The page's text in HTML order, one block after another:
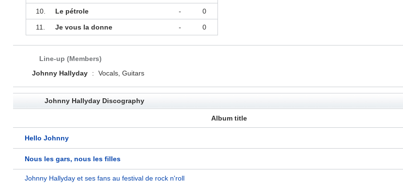
10. Le pétrole - 0
11. Je vous la donne - 0
Line-up (Members)
Johnny Hallyday
: Vocals, Guitars
Johnny Hallyday Discography
Album title
Hello Johnny
Nous les gars, nous les filles
Johnny Hallyday et ses fans au festival de rock n'roll